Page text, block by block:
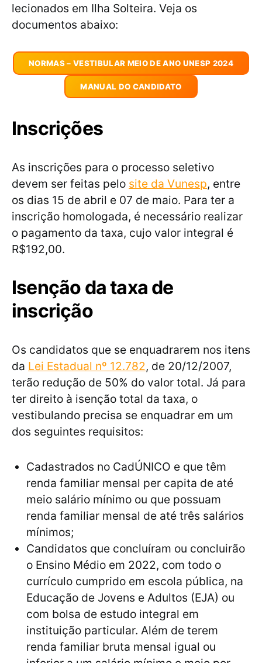
lecionados em Ilha Solteira. Veja os
documentos abaixo:
NORMAS – VESTIBULAR MEIO DE ANO UNESP 2024
MANUAL DO CANDIDATO
Inscrições
As inscrições para o processo seletivo
devem ser feitas pelo site da Vunesp, entre
os dias 15 de abril e 07 de maio. Para ter a
inscrição homologada, é necessário realizar
o pagamento da taxa, cujo valor integral é
R$192,00.
Isenção da taxa de
inscrição
Os candidatos que se enquadrarem nos itens
da Lei Estadual nº 12.782, de 20/12/2007,
terão redução de 50% do valor total. Já para
ter direito à isenção total da taxa, o
vestibulando precisa se enquadrar em um
dos seguintes requisitos:
Cadastrados no CadÚNICO e que têm
renda familiar mensal per capita de até
meio salário mínimo ou que possuam
renda familiar mensal de até três salários
mínimos;
Candidatos que concluíram ou concluirão
o Ensino Médio em 2022, com todo o
currículo cumprido em escola pública, na
Educação de Jovens e Adultos (EJA) ou
com bolsa de estudo integral em
instituição particular. Além de terem
renda familiar bruta mensal igual ou